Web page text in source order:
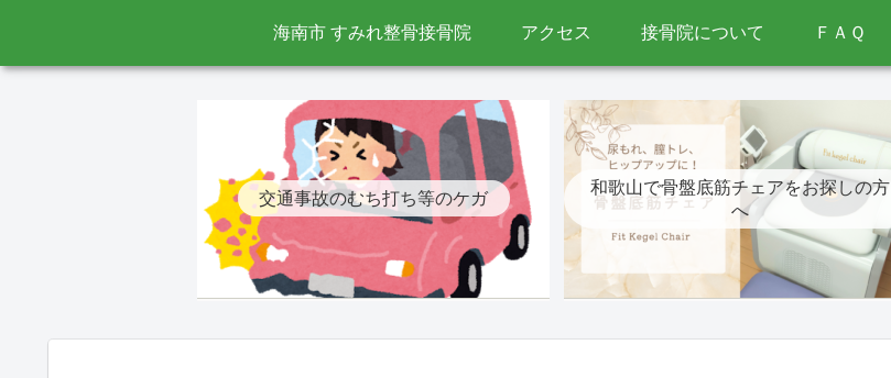
海南市 すみれ整骨接骨院 アクセス 接骨院について ＦＡＱ
交通事故のむち打ち等のケガ
和歌山で骨盤底筋チェアをお探しの方
へ